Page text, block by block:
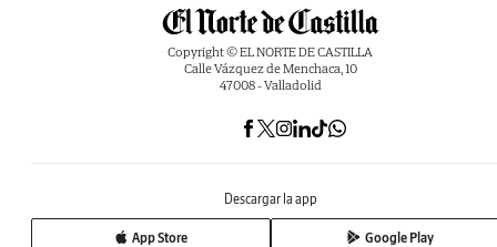
Copyright © EL NORTE DE CASTILLA
Calle Vázquez de Menchaca, 10
47008 - Valladolid
Descargar la app
App Store Google Play